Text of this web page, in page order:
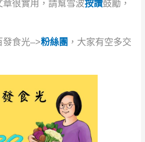
很實用，請幫雪波按讚鼓勵，
發食光–>粉絲團 ，大家有空多交